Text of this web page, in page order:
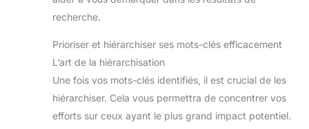
recherche.
Prioriser et hiérarchiser ses mots-clés efficacement
L’art de la hiérarchisation
Une fois vos mots-clés identifiés, il est crucial de les
hiérarchiser. Cela vous permettra de concentrer vos
efforts sur ceux ayant le plus grand impact potentiel.